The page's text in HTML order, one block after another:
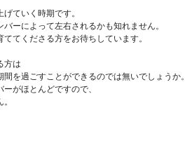
ていく時期です。
ーによって左右されるかも知れません。
てくださる方をお待ちしています。
方は
を過ごすことができるのでは無いでしょうか。
がほとんどですので、